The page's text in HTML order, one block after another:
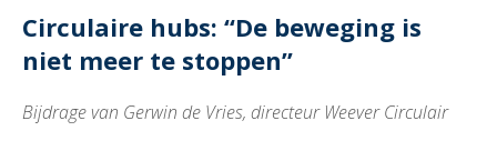
Circulaire hubs: “De beweging is
niet meer te stoppen”
Bijdrage van Gerwin de Vries, directeur Weever Circulair